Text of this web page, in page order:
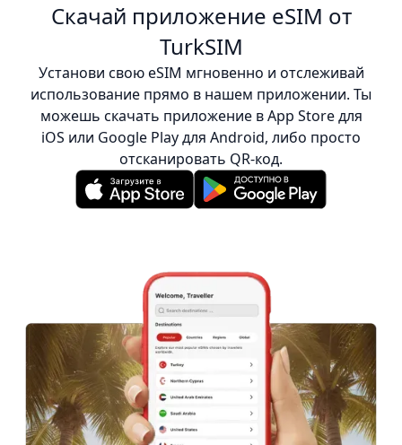
Скачай приложение eSIM от
TurkSIM
Установи свою eSIM мгновенно и отслеживай
использование прямо в нашем приложении. Ты
можешь скачать приложение в App Store для
iOS или Google Play для Android, либо просто
отсканировать QR-код.